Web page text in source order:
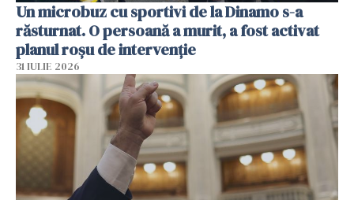
Un microbuz cu sportivi de la Dinamo s-a
răsturnat. O persoană a murit, a fost activat
planul roșu de intervenție
31 IULIE 2026